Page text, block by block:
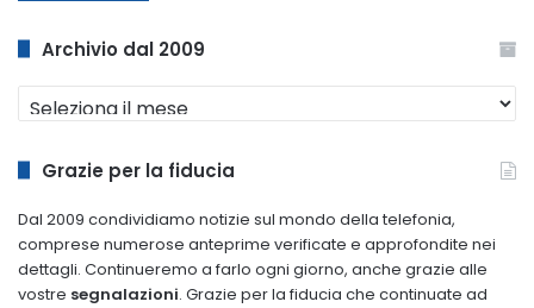
Archivio dal 2009
Archivio
dal
Grazie per la fiducia
Dal 2009 condividiamo notizie sul mondo della telefonia,
comprese numerose anteprime verificate e approfondite nei
dettagli. Continueremo a farlo ogni giorno, anche grazie alle
vostre segnalazioni. Grazie per la fiducia che continuate ad